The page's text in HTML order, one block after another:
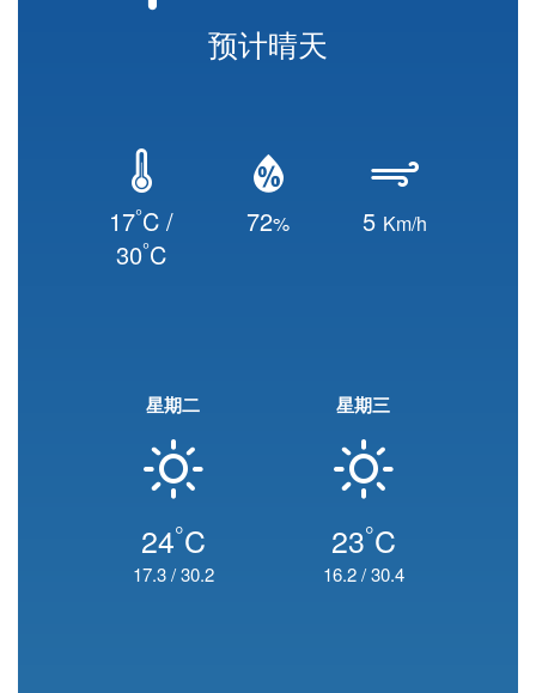
预计晴天
17°C /
30°C
72% 5 Km/h
星期二
24°C
17.3/30.2
星期三
23°C
16.2/30.4